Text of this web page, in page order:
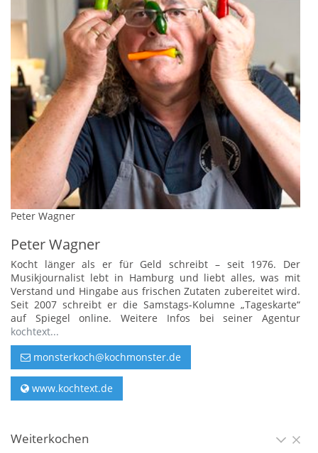
Peter Wagner
Peter Wagner
Kocht länger als er für Geld schreibt – seit 1976. Der
Musikjournalist lebt in Hamburg und liebt alles, was mit
Verstand und Hingabe aus frischen Zutaten zubereitet wird.
Seit 2007 schreibt er die Samstags-Kolumne „Tageskarte“
auf Spiegel online. Weitere Infos bei seiner Agentur
kochtext...
monsterkoch@kochmonster.de
www.kochtext.de
Weiterkochen